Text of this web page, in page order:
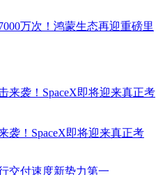
万次！鸿蒙生态再迎重磅里
袭！SpaceX即将迎来真正考